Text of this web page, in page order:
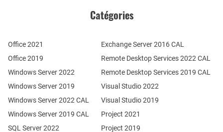
Catégories
Office 2021
Office 2019
Windows Server 2022
Windows Server 2019
SQL Server 2022
Windows Server 2022 CAL
Windows Server 2019 CAL
Remote Desktop Services 2022 CAL
Remote Desktop Services 2019 CAL
Exchange Server 2016 CAL
Visual Studio 2022
Visual Studio 2019
Project 2021
Project 2019